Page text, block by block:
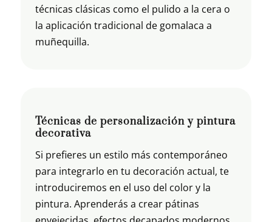
técnicas clásicas como el pulido a la cera o
la aplicación tradicional de gomalaca a
muñequilla.
Técnicas de personalización y pintura
decorativa
Si prefieres un estilo más contemporáneo
para integrarlo en tu decoración actual, te
introduciremos en el uso del color y la
pintura. Aprenderás a crear pátinas